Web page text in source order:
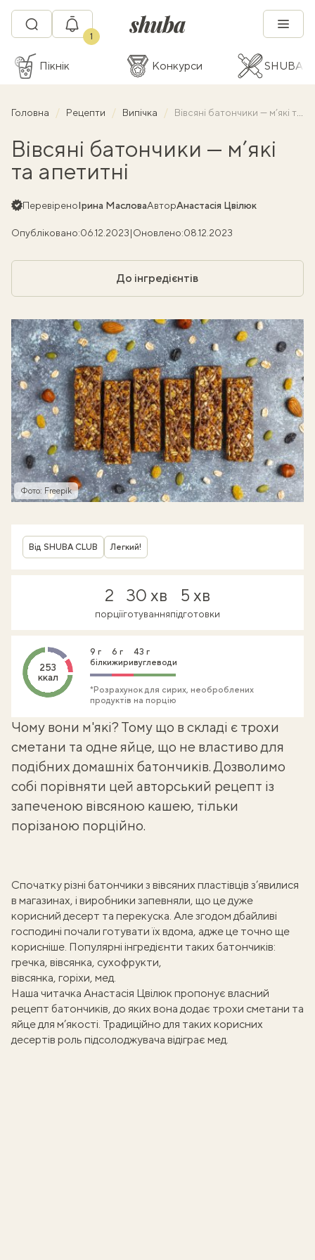
1
Пікнік Конкурси SHUBA
Головна Рецепти Випічка Вівсяні батончики — м’які та апетитні
Вівсяні батончики — м’які
та апетитні
ПеревіреноІрина МасловаАвторАнастасія Цвілюк
Опубліковано:06.12.2023|Оновлено:08.12.2023
До інгредієнтів
Фото: Freepik
Від SHUBA CLUB Легкий!
2
порції
30 хв
готування
5 хв
підготовки
253
ккал
9 г
білки
6 г
жири
43 г
вуглеводи
*Розрахунок для сирих, необроблених
продуктів на порцію
Чому вони м'які? Тому що в складі є трохи
сметани та одне яйце, що не властиво для
подібних домашніх батончиків. Дозволимо
собі порівняти цей авторський рецепт із
запеченою вівсяною кашею, тільки
порізаною порційно.
Спочатку різні батончики з вівсяних пластівців з’явилися
в магазинах, і виробники запевняли, що це дуже
корисний десерт та перекуска. Але згодом дбайливі
господині почали готувати їх вдома, адже це точно ще
корисніше. Популярні інгредієнти таких батончиків:
гречка, вівсянка, сухофрукти,
вівсянка, горіхи, мед.
Наша читачка Анастасія Цвілюк пропонує власний
рецепт батончиків, до яких вона додає трохи сметани та
яйце для м’якості. Традиційно для такихкорисних
десертів роль підсолоджувача відіграє мед.